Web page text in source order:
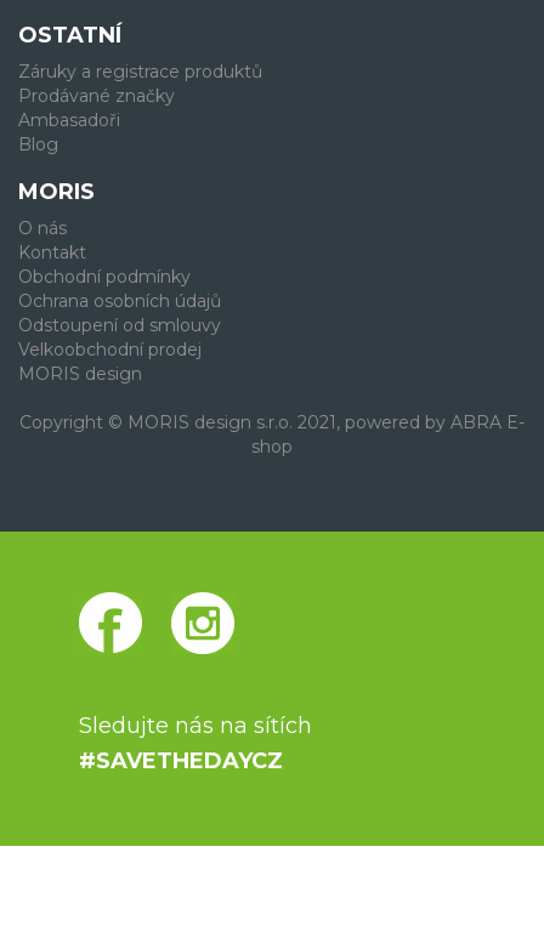
OSTATNÍ
Záruky a registrace produktů
Prodávané značky
Ambasadoři
Blog
MORIS
O nás
Kontakt
Obchodní podmínky
Ochrana osobních údajů
Odstoupení od smlouvy
Velkoobchodní prodej
MORIS design
Copyright © MORIS design s.r.o. 2021, powered by ABRA E-
shop
Sledujte nás na sítích
#SAVETHEDAYCZ